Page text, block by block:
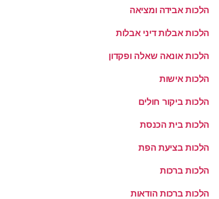
הלכות אבידה ומציאה
הלכות אבלות דיני אבלות
הלכות אונאה שאלה ופקדון
הלכות אישות
הלכות ביקור חולים
הלכות בית הכנסת
הלכות בציעת הפת
הלכות ברכות
הלכות ברכות הודאות